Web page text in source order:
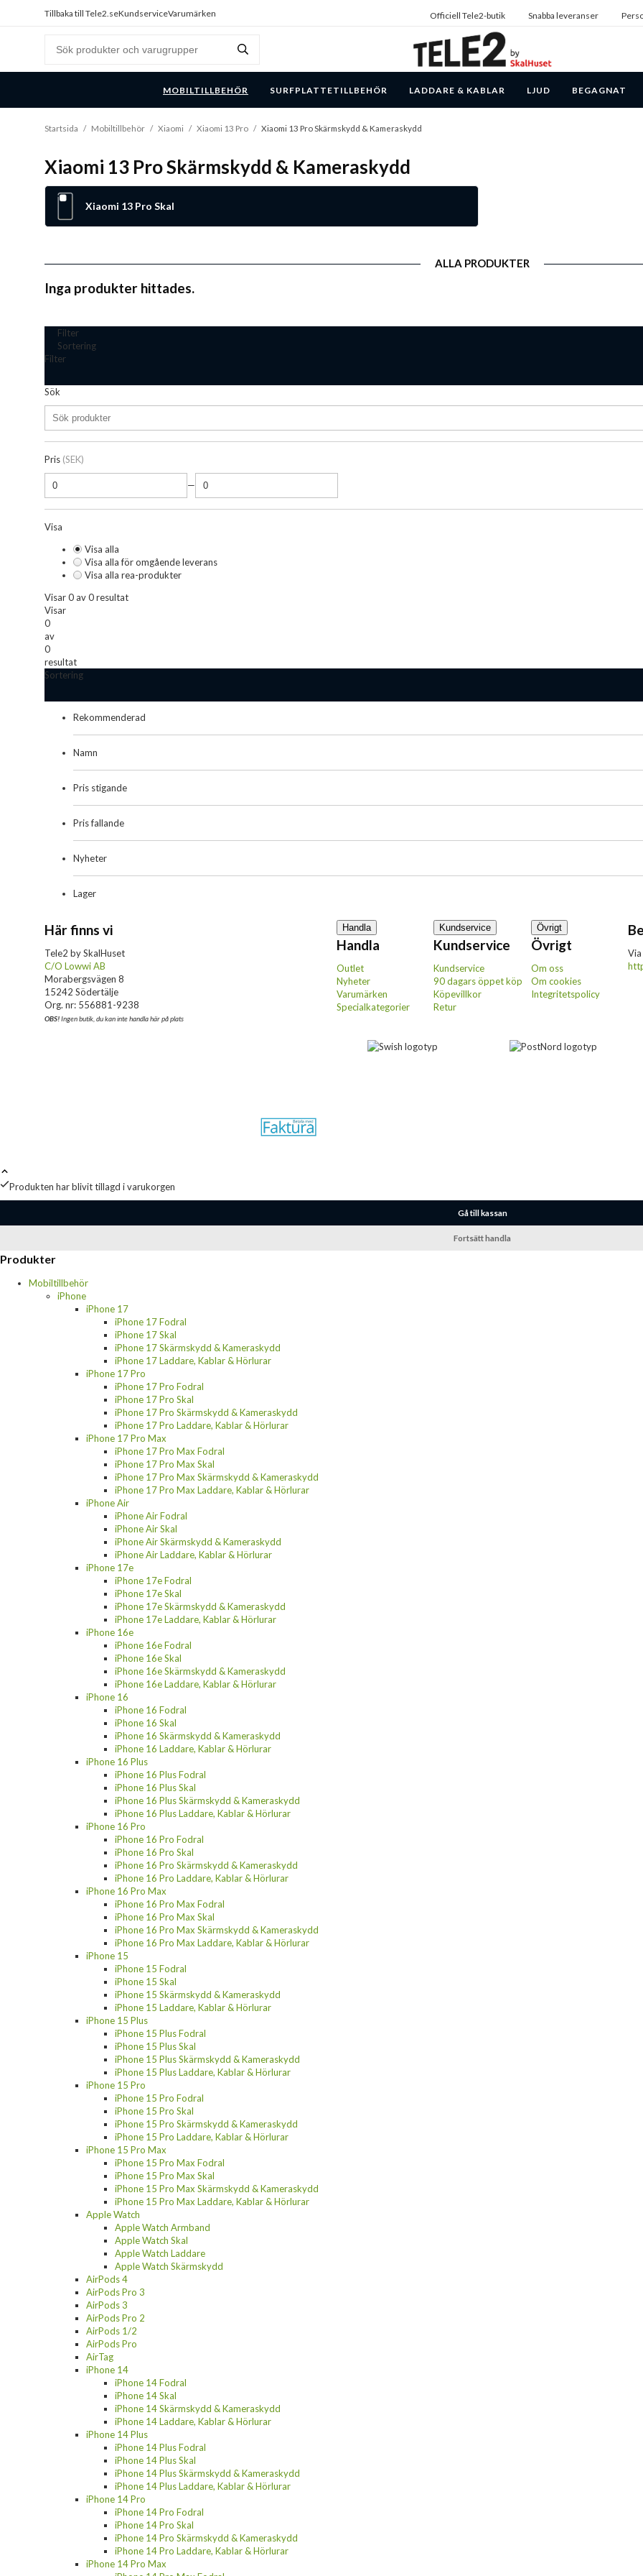
Tillbaka till Tele2.seKundserviceVarumärken Officiell Tele2-butik Snabba leveranser
MOBILTILLBEHÖR SURFPLATTETILLBEHÖR LADDARE & KABLAR LJUD BEGAGNAT
Startsida / Mobiltillbehör / Xiaomi / Xiaomi 13 Pro / Xiaomi 13 Pro Skärmskydd & Kameraskydd
Xiaomi 13 Pro Skärmskydd & Kameraskydd
Xiaomi 13 Pro Skal
ALLA PRODUKTER
Inga produkter hittades.
Filter
Sortering
Filter
Sök
Pris (SEK)
—
Visa
Visa alla
Visa alla för omgående leverans
Visa alla rea-produkter
Visar 0 av 0 resultat
Visar
0
av
0
resultat
Sortering
Rekommenderad
Namn
Pris stigande
Pris fallande
Nyheter
Lager
Här finns vi
Tele2 by SkalHuset
C/O Lowwi AB
Morabergsvägen 8
15242 Södertälje
Org. nr: 556881-9238
OBS!Ingen butik, du kan inte handla här på plats
Handla
Handla
Outlet
Nyheter
Varumärken
Specialkategorier
Kundservice
Kundservice
Kundservice
90 dagars öppet köp
Köpevillkor
Retur
Övrigt
Övrigt
Om oss
Om cookies
Integritetspolicy
Produkten har blivit tillagd i varukorgen
Gå till kassan
Fortsätt handla
Produkter
Mobiltillbehör
iPhone
iPhone 17
iPhone 17 Fodral
iPhone 17 Skal
iPhone 17 Skärmskydd & Kameraskydd
iPhone 17 Laddare, Kablar & Hörlurar
iPhone 17 Pro
iPhone 17 Pro Fodral
iPhone 17 Pro Skal
iPhone 17 Pro Skärmskydd & Kameraskydd
iPhone 17 Pro Laddare, Kablar & Hörlurar
iPhone 17 Pro Max
iPhone 17 Pro Max Fodral
iPhone 17 Pro Max Skal
iPhone 17 Pro Max Skärmskydd & Kameraskydd
iPhone 17 Pro Max Laddare, Kablar & Hörlurar
iPhone Air
iPhone Air Fodral
iPhone Air Skal
iPhone Air Skärmskydd & Kameraskydd
iPhone Air Laddare, Kablar & Hörlurar
iPhone 17e
iPhone 17e Fodral
iPhone 17e Skal
iPhone 17e Skärmskydd & Kameraskydd
iPhone 17e Laddare, Kablar & Hörlurar
iPhone 16e
iPhone 16e Fodral
iPhone 16e Skal
iPhone 16e Skärmskydd & Kameraskydd
iPhone 16e Laddare, Kablar & Hörlurar
iPhone 16
iPhone 16 Fodral
iPhone 16 Skal
iPhone 16 Skärmskydd & Kameraskydd
iPhone 16 Laddare, Kablar & Hörlurar
iPhone 16 Plus
iPhone 16 Plus Fodral
iPhone 16 Plus Skal
iPhone 16 Plus Skärmskydd & Kameraskydd
iPhone 16 Plus Laddare, Kablar & Hörlurar
iPhone 16 Pro
iPhone 16 Pro Fodral
iPhone 16 Pro Skal
iPhone 16 Pro Skärmskydd & Kameraskydd
iPhone 16 Pro Laddare, Kablar & Hörlurar
iPhone 16 Pro Max
iPhone 16 Pro Max Fodral
iPhone 16 Pro Max Skal
iPhone 16 Pro Max Skärmskydd & Kameraskydd
iPhone 16 Pro Max Laddare, Kablar & Hörlurar
iPhone 15
iPhone 15 Fodral
iPhone 15 Skal
iPhone 15 Skärmskydd & Kameraskydd
iPhone 15 Laddare, Kablar & Hörlurar
iPhone 15 Plus
iPhone 15 Plus Fodral
iPhone 15 Plus Skal
iPhone 15 Plus Skärmskydd & Kameraskydd
iPhone 15 Plus Laddare, Kablar & Hörlurar
iPhone 15 Pro
iPhone 15 Pro Fodral
iPhone 15 Pro Skal
iPhone 15 Pro Skärmskydd & Kameraskydd
iPhone 15 Pro Laddare, Kablar & Hörlurar
iPhone 15 Pro Max
iPhone 15 Pro Max Fodral
iPhone 15 Pro Max Skal
iPhone 15 Pro Max Skärmskydd & Kameraskydd
iPhone 15 Pro Max Laddare, Kablar & Hörlurar
Apple Watch
Apple Watch Armband
Apple Watch Skal
Apple Watch Laddare
Apple Watch Skärmskydd
AirPods 4
AirPods Pro 3
AirPods 3
AirPods Pro 2
AirPods 1/2
AirPods Pro
AirTag
iPhone 14
iPhone 14 Fodral
iPhone 14 Skal
iPhone 14 Skärmskydd & Kameraskydd
iPhone 14 Laddare, Kablar & Hörlurar
iPhone 14 Plus
iPhone 14 Plus Fodral
iPhone 14 Plus Skal
iPhone 14 Plus Skärmskydd & Kameraskydd
iPhone 14 Plus Laddare, Kablar & Hörlurar
iPhone 14 Pro
iPhone 14 Pro Fodral
iPhone 14 Pro Skal
iPhone 14 Pro Skärmskydd & Kameraskydd
iPhone 14 Pro Laddare, Kablar & Hörlurar
iPhone 14 Pro Max